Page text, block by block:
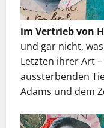
im Vertrieb von
und gar nicht,
Letzten ihrer Art –
aussterbenden
Adams und dem